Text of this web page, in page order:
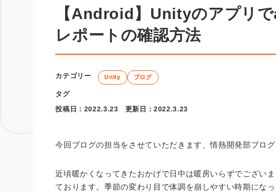
【Android】Unityのアプリ
レポートの確認方法
カテゴリー Unity ブログ
タグ
投稿日： 2022.3.23 更新日：2022.3.23
今回ブログの担当をさせていただきます、情熱開発部プログ
近頃暖かくなってきたおかげで日中は暖房いらずでござい
ております。季節の変わり目で体調を崩しやすい時期にな